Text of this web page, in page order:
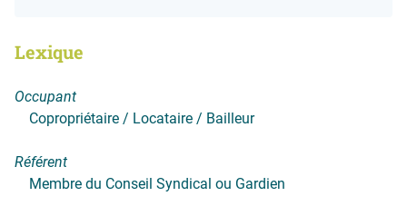
Lexique
Occupant
Copropriétaire / Locataire / Bailleur
Référent
Membre du Conseil Syndical ou Gardien